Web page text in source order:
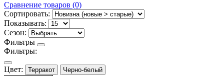
Сравнение товаров (0)
Сортировать:
Показывать:
Сезон:
Фильтры
Фильтры:
Цвет: Терракот
Черно-белый